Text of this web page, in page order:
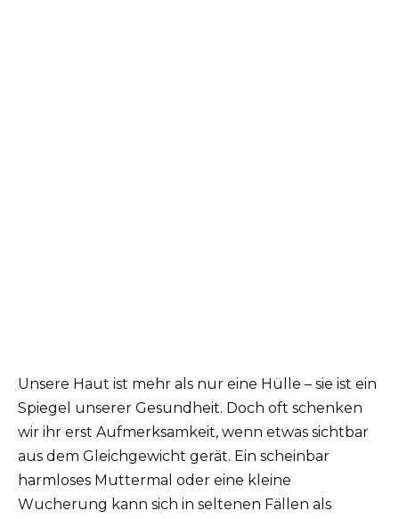
Unsere Haut ist mehr als nur eine Hülle – sie ist ein
Spiegel unserer Gesundheit. Doch oft schenken
wir ihr erst Aufmerksamkeit, wenn etwas sichtbar
aus dem Gleichgewicht gerät. Ein scheinbar
harmloses Muttermal oder eine kleine
Wucherung kann sich in seltenen Fällen als